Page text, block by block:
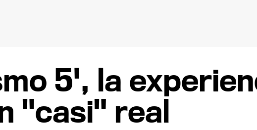
5', la
"casi" real